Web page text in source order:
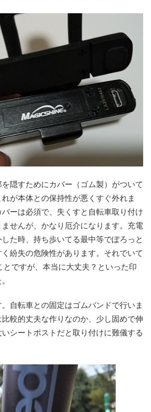
隠すためにカバー（ゴム製）がついて
が本体との保持性が悪くすぐ外れま
ーは必須で、失くすと自転車取り付け
せんが、かなり厄介になります。充電
た時、持ち歩いてる最中等でぽろっと
紛失の危険性があります。それでいて
とですが、本当に大丈夫？といった印
自転車との固定はゴムバンドで行いま
較的丈夫な作りなのか、少し固めで伸
シートポストだと取り付けに難儀する